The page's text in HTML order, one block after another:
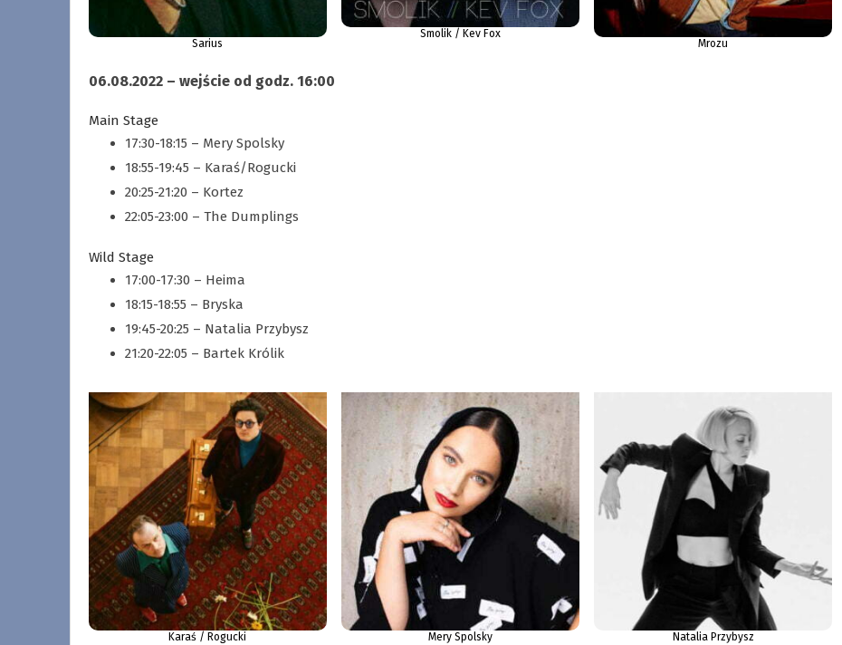
Sarius
Smolik / Kev Fox
Mrozu
06.08.2022 – wejście od godz. 16:00
Main Stage
17:30-18:15 – Mery Spolsky
18:55-19:45 – Karaś/Rogucki
20:25-21:20 – Kortez
22:05-23:00 – The Dumplings
Wild Stage
17:00-17:30 – Heima
18:15-18:55 – Bryska
19:45-20:25 – Natalia Przybysz
21:20-22:05 – Bartek Królik
Karaś / Rogucki Mery Spolsky Natalia Przybysz